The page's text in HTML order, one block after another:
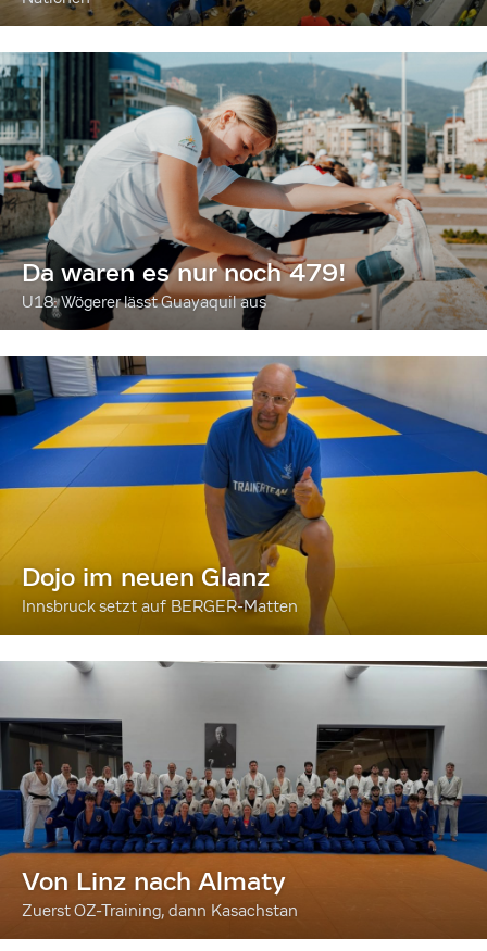
Da waren es nur noch 479!
U18: Wögerer lässt Guayaquil aus
Dojo im neuen Glanz
Innsbruck setzt auf BERGER-Matten
Von Linz nach Almaty
Zuerst OZ-Training, dann Kasachstan